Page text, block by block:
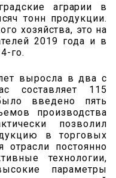
аграрии в
тонн продукции.
хозяйства, это на
2019 года и в
го.
выросла в два с
составляет 115
введено пять
производства
позволил
в торговых
отрасли постоянно
технологии,
параметры